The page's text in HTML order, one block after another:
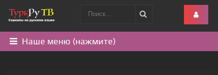
Наше меню (нажмите)